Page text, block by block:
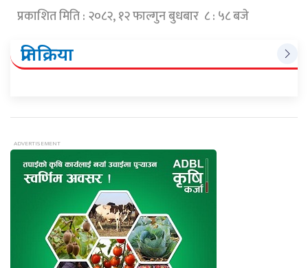
प्रकाशित मिति : २०८२, १२ फाल्गुन बुधबार ८ : ५८ बजे
प्रतिक्रिया